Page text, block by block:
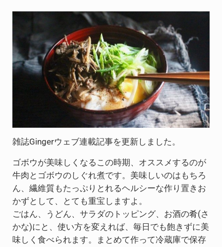
雑誌Gingerウェブ連載記事を更新しました。
ゴボウが美味しくなるこの時期、オススメするのが
牛肉とゴボウのしぐれ煮です。美味しいのはもちろ
ん、繊維質もたっぷりとれるヘルシーな作り置きお
かずとして、とても重宝しますよ。
ごはん、うどん、サラダのトッピング、お酒の肴(さ
かな)にと、使い方を変えれば、毎日でも飽きずに美
味しく食べられます。まとめて作って冷蔵庫で保存